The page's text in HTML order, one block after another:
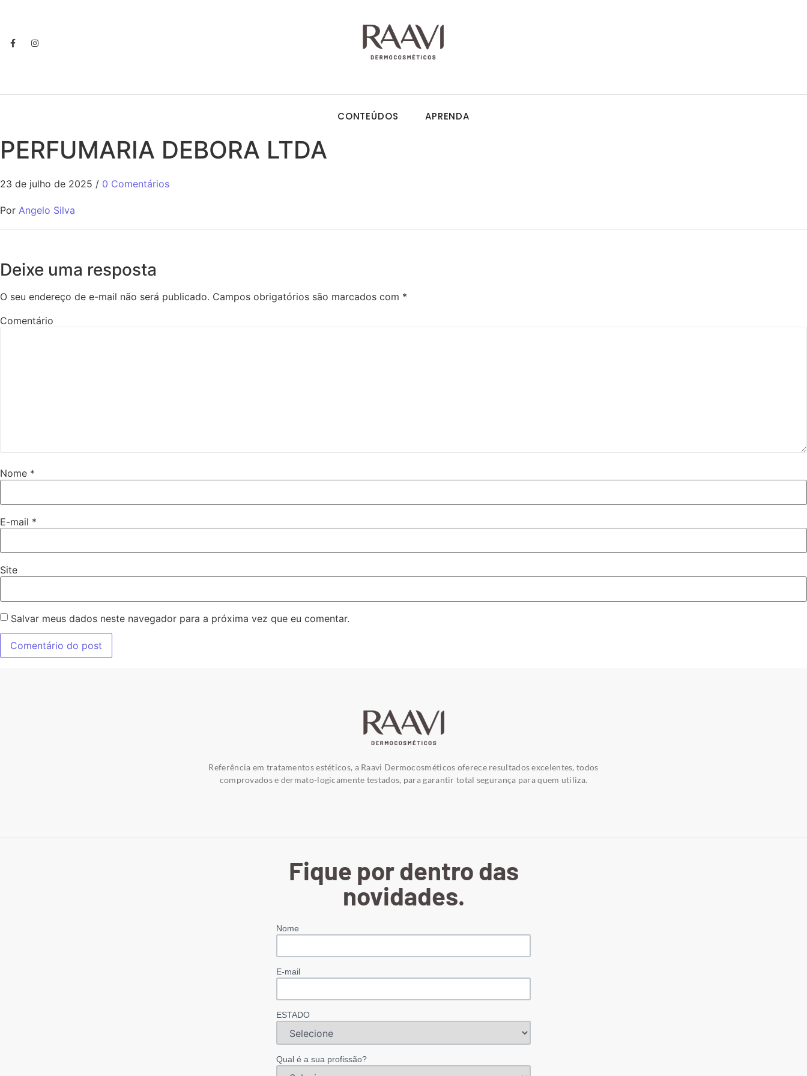
CONTEÚDOS APRENDA
PERFUMARIA DEBORA LTDA
23 de julho de 2025 / 0 Comentários
Por Angelo Silva
Deixe uma resposta
O seu endereço de e-mail não será publicado. Campos obrigatórios são marcados com *
Comentário
Nome *
E-mail *
Site
Salvar meus dados neste navegador para a próxima vez que eu comentar.
Referência em tratamentos estéticos, a Raavi Dermocosméticos oferece resultados excelentes, todos
comprovados e dermato-logicamente testados, para garantir total segurança para quem utiliza.
Fique por dentro das
novidades.
Nome
E-mail
ESTADO
Qual é a sua profissão?